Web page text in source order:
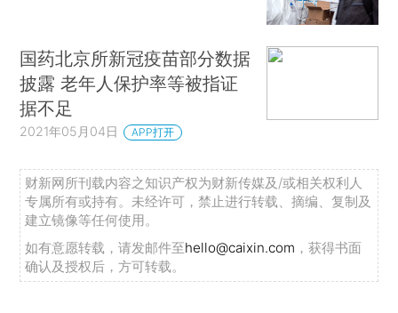
国药北京所新冠疫苗部分数据
披露 老年人保护率等被指证
据不足
2021年05月04日 APP打开
财新网所刊载内容之知识产权为财新传媒及/或相关权利人
专属所有或持有。未经许可，禁止进行转载、摘编、复制及
建立镜像等任何使用。
如有意愿转载，请发邮件至hello@caixin.com ，获得书面
确认及授权后，方可转载。